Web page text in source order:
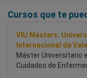
Cursos que te
VIU Másters.
Internacional de
Máster Universitario
Cuidados de